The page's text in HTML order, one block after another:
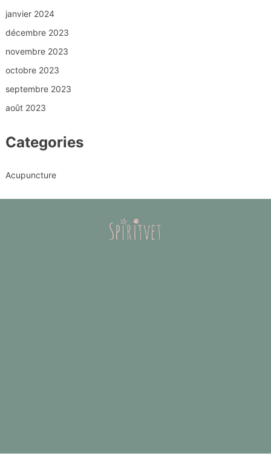
janvier 2024
décembre 2023
novembre 2023
octobre 2023
septembre 2023
août 2023
Categories
Acupuncture